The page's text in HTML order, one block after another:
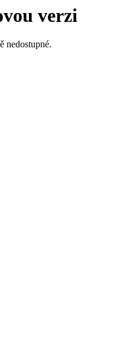
verzi
nedostupné.